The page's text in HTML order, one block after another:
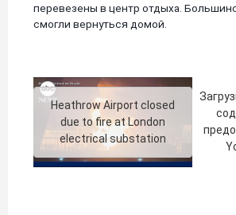
перевезены в центр отдыха.
смогли вернуться домой.
Heathrow Airport closed
due to fire at London
electrical substation